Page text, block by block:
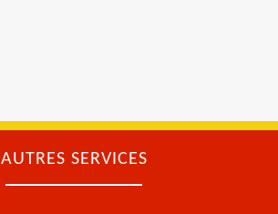
AUTRES SERVICES